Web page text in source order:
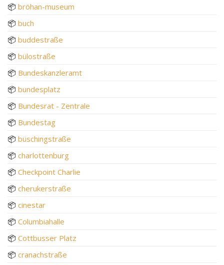
📦 bröhan-museum
📦 buch
📦 buddestraße
📦 bülostraße
📦 Bundeskanzleramt
📦 bundesplatz
📦 Bundesrat - Zentrale
📦 Bundestag
📦 büschingstraße
📦 charlottenburg
📦 Checkpoint Charlie
📦 cherukerstraße
📦 cinestar
📦 Columbiahalle
📦 Cottbusser Platz
📦 cranachstraße